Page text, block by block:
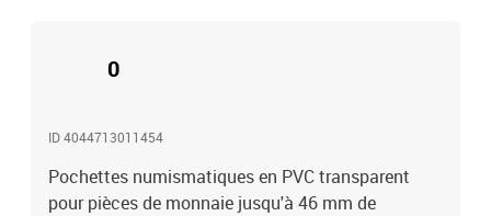
0
ID 4044713011454
Pochettes numismatiques en PVC transparent
pour pièces de monnaie jusqu'à 46 mm de